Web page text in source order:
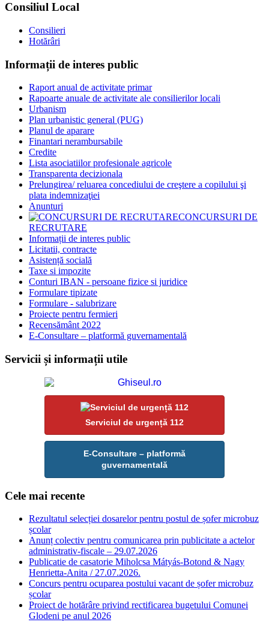
Consiliul Local
Consilieri
Hotărâri
Informații de interes public
Raport anual de activitate primar
Rapoarte anuale de activitate ale consilierilor locali
Urbanism
Plan urbanistic general (PUG)
Planul de aparare
Finantari nerambursabile
Credite
Lista asociatiilor profesionale agricole
Transparenta decizionala
Prelungirea/ reluarea concediului de creştere a copilului şi
plata indemnizaţiei
Anunturi
CONCURSURI DE
RECRUTARE
Informații de interes public
Licitatii, contracte
Asistență socială
Taxe si impozite
Conturi IBAN - persoane fizice si juridice
Formulare tipizate
Formulare - salubrizare
Proiecte pentru fermieri
Recensământ 2022
E-Consultare – platformă guvernamentală
Servicii și informații utile
Serviciul de urgență 112
E-Consultare – platformă
guvernamentală
Cele mai recente
Rezultatul selecției dosarelor pentru postul de șofer microbuz
școlar
Anunț colectiv pentru comunicarea prin publicitate a actelor
administrativ-fiscale – 29.07.2026
Publicatie de casatorie Miholcsa Mátyás-Botond & Nagy
Henrietta-Anita / 27.07.2026.
Concurs pentru ocuparea postului vacant de șofer microbuz
școlar
Proiect de hotărâre privind rectificarea bugetului Comunei
Glodeni pe anul 2026